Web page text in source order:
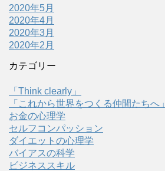
2020年5月
2020年4月
2020年3月
2020年2月
カテゴリー
「Think clearly」
「これから世界をつくる仲間たちへ」
お金の心理学
セルフコンパッション
ダイエットの心理学
バイアスの科学
ビジネススキル